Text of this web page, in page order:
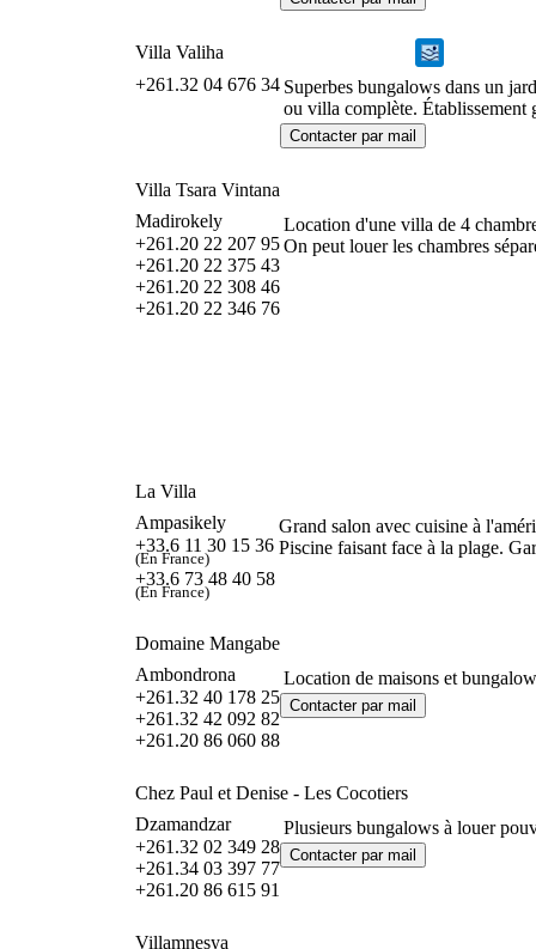
Villa Valiha
+261.32 04 676 34 Superbes bungalows dans un
ou villa complète. Établissement
Villa Tsara Vintana
Madirokely
+261.20 22 207 95
+261.20 22 375 43
+261.20 22 308 46
+261.20 22 346 76
Location d'une villa de 4
On peut louer les chambres
La Villa
Ampasikely
+33.6 11 30 15 36
(En France)
+33.6 73 48 40 58
(En France)
Grand salon avec cuisine à
Piscine faisant face à la plage.
Domaine Mangabe
Ambondrona
+261.32 40 178 25
+261.32 42 092 82
+261.20 86 060 88
Location de maisons et
Chez Paul et Denise - Les Cocotiers
Dzamandzar
+261.32 02 349 28
+261.34 03 397 77
+261.20 86 615 91
Plusieurs bungalows à louer
Villamnesya